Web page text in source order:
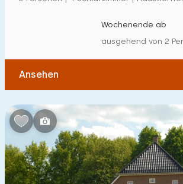
10 20
Zum Wasser
Zu öffentlichen Verkehrsmitteln(max.
0,2 0,5 1 2 5
Wochenende ab
ausgehend von 2
Ansehen